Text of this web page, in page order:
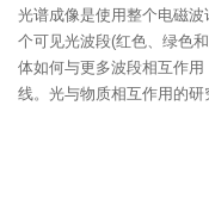
光谱成像是使用整个电磁
个可见光波段(红色、绿色
体如何与更多波段相互作
线。光与物质相互作用的研